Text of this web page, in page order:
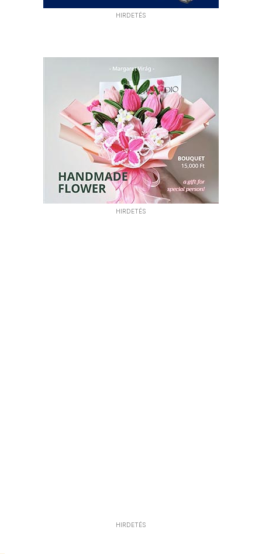
HIRDETÉS
HIRDETÉS
HIRDETÉS